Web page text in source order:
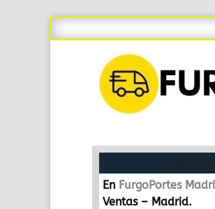
PORTES BARATOS EN
En FurgoPortes
Ventas – Madrid.